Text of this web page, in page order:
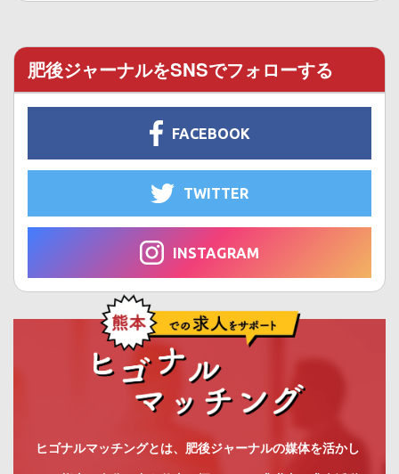
肥後ジャーナルをSNSでフォローする
FACEBOOK
TWITTER
INSTAGRAM
ヒゴナルマッチングとは、肥後ジャーナルの媒体を活かし